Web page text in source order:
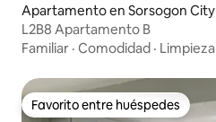
Apartamento en Sorsogon City
L2B8 Apartamento B
Familiar · Comodidad · Limpieza
Favorito entre huéspedes
Favorito entre huéspedes